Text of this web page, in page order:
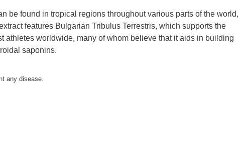
be found in tropical regions throughout various parts of the world,
features Bulgarian Tribulus Terrestris, which supports the
athletes worldwide, many of whom believe that it aids in building
saponins.
any disease.